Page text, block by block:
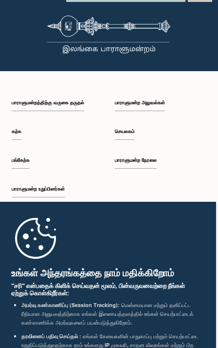
உங்கள் அந்தரங்கத்தை நாம் மதிக்கிறோம்
"சரி" என்பதைக் கிளிக் செய்வதன் மூலம், பின்வருவனவற்றை நீங்கள்
ஏற்றுக் கொள்கிறீர்கள்:
அமர்வு கண்காணிப்பு (Session Tracking): மென்மையான மற்றும் தனிப்பட்ட
ரீதியான அனுபவத்திற்காக எங்கள் இணையத்தளத்தில் உங்கள் செயற்பாட்டைக்
கண்காணிக்க அமர்வுகளைப் பயன்படுத்துகிறோம்.
தரவினைப் பதிவு செய்தல் : எங்கள் சேவைகளின் பாதுகாப்பு மற்றும் செயற்பாட்டை
உறுதிப்படுத்துவதற்காக நாம் உங்களது IP முகவரி, சாதன விவரங்கள் மற்றும் பிற
பாராளுமன்றத்திற்கு வருகை தருதல்
கற்க
பங்கேற்க
பாராளுமன்ற உறுப்பினர்கள்
முதற்பக்கம்
பாராளுமன்ற அலுவல்கள்
செயலகம்
பாராளுமன்ற நேரலை
பாராளுமன்ற கையடக்க செயலி
எம்மை பின்தொடர்க :
விருதுகள்